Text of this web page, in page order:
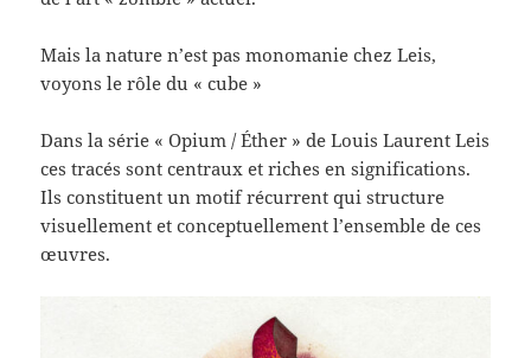
Mais la nature n’est pas monomanie chez Leis,
voyons le rôle du « cube »
Dans la série « Opium / Éther » de Louis Laurent Leis
ces tracés sont centraux et riches en significations.
Ils constituent un motif récurrent qui structure
visuellement et conceptuellement l’ensemble de ces
œuvres.